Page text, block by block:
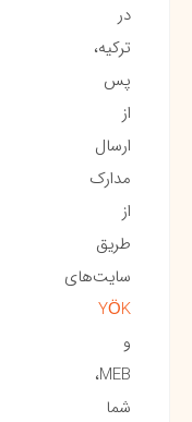
در
ترکیه،
پس
از
ارسال
مدارک
از
طریق
سایت‌های
YÖK
و
MEB،
شما